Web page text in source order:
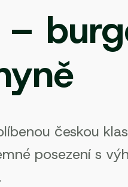
českou
posezení s